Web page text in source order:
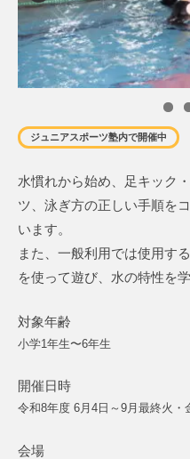
ジュニアスポーツ塾内で開催中
水慣れから始め、足キック
ツ、泳ぎ方の正しい手順を
います。
また、一般利用では使用す
を使って遊び、水の特性を
対象年齢
小学1年生〜6年生
開催日時
令和8年度 6月4日～9月最終火
会場